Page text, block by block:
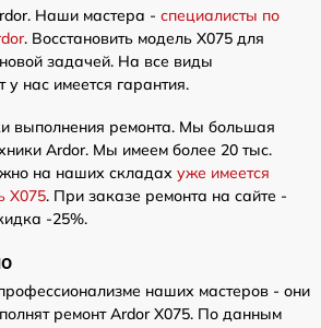
Наши мастера - специалисты по
. Восстановить модель X075 для
задачей. На все виды
нас имеется гарантия.
выполнения ремонта. Мы большая
Ardor. Мы имеем более 20 тыс.
на наших складах уже имеется
X075. При заказе ремонта на сайте -
-25%.
наших мастеров - они
ремонт Ardor X075. По данным